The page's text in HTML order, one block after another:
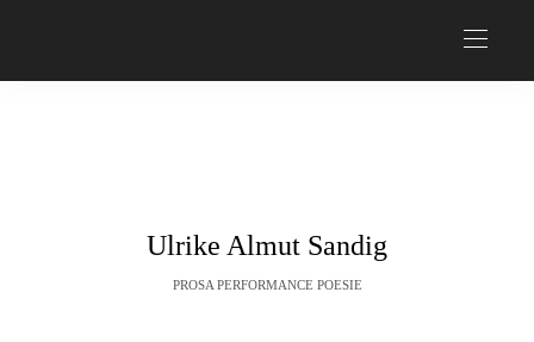
Ulrike Almut Sandig
PROSA PERFORMANCE POESIE